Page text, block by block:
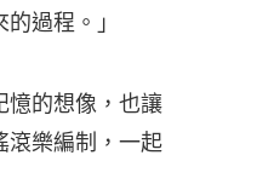
過程。」
憶的想像，也讓
滾樂編制，一起